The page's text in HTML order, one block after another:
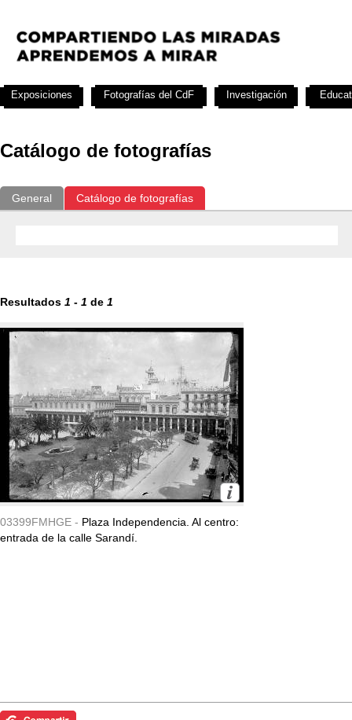
Catálogo de fotografías
General Catálogo de fotografías
Resultados 1 - 1 de 1
03399FMHGE - Plaza Independencia. Al centro:
entrada de la calle Sarandí.
Exposiciones Fotografías del CdF Investigación